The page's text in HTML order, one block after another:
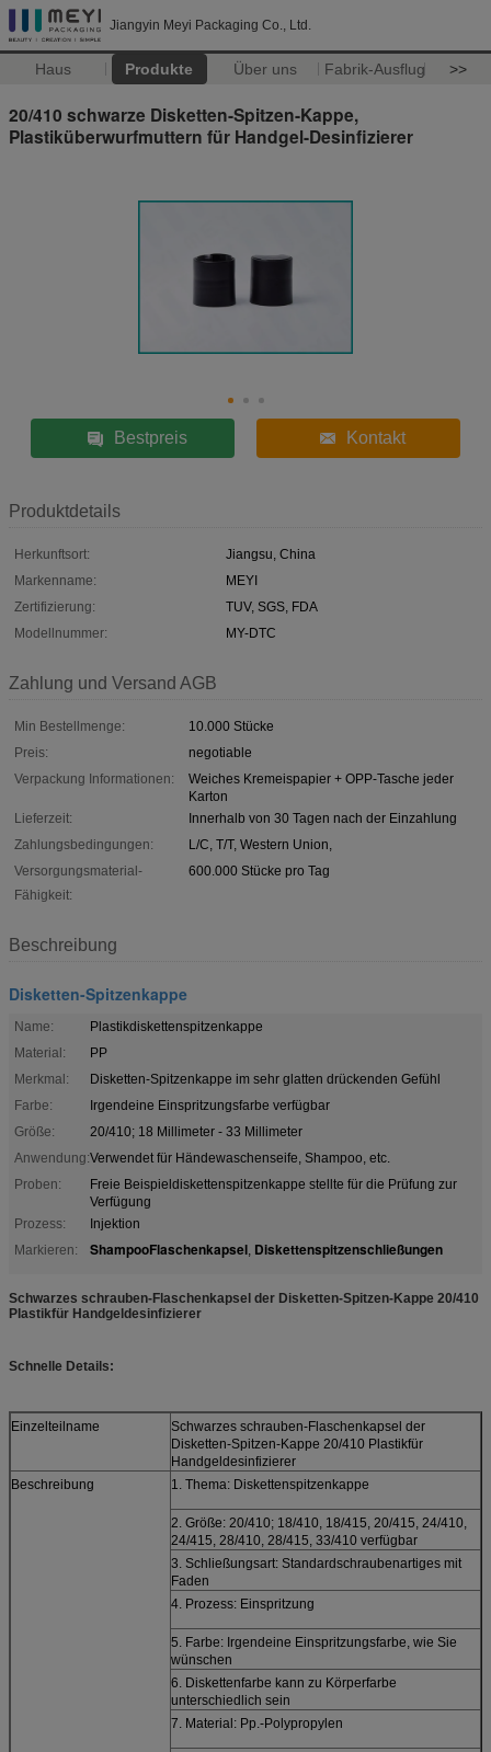
Jiangyin Meyi Packaging Co., Ltd.
Haus Produkte Über uns Fabrik-Ausflug >>
20/410 schwarze Disketten-Spitzen-Kappe,
Plastiküberwurfmuttern für Handgel-Desinfizierer
Bestpreis Kontakt
Produktdetails
Herkunftsort:
Jiangsu, China
Markenname:
MEYI
Zertifizierung:
TUV, SGS, FDA
Modellnummer:
MY-DTC
Zahlung und Versand AGB
Min Bestellmenge:
10.000 Stücke
Preis:
negotiable
Verpackung Informationen:
Weiches Kremeispapier + OPP-Tasche jeder
Karton
Lieferzeit:
Innerhalb von 30 Tagen nach der Einzahlung
Zahlungsbedingungen:
L/C, T/T, Western Union,
Versorgungsmaterial-
Fähigkeit:
600.000 Stücke pro Tag
Beschreibung
Disketten-Spitzenkappe
Name:
Plastikdiskettenspitzenkappe
Material:
PP
Merkmal:
Disketten-Spitzenkappe im sehr glatten drückenden Gefühl
Farbe:
Irgendeine Einspritzungsfarbe verfügbar
Größe:
20/410; 18 Millimeter - 33 Millimeter
Anwendung:Verwendet für Händewaschenseife, Shampoo, etc.
Proben:
Freie Beispieldiskettenspitzenkappe stellte für die Prüfung zur
Verfügung
Prozess:
Injektion
Markieren:
ShampooFlaschenkapsel, Diskettenspitzenschließungen
Schwarzes schrauben-Flaschenkapsel der Disketten-Spitzen-Kappe 20/410
Plastikfür Handgeldesinfizierer
Schnelle Details:
Einzelteilname
Schwarzes schrauben-Flaschenkapsel der
Disketten-Spitzen-Kappe 20/410 Plastikfür
Handgeldesinfizierer
Beschreibung
1. Thema: Diskettenspitzenkappe
2. Größe: 20/410; 18/410, 18/415, 20/415, 24/410,
24/415, 28/410, 28/415, 33/410 verfügbar
3. Schließungsart: Standardschraubenartiges mit
Faden
4. Prozess: Einspritzung
5. Farbe: Irgendeine Einspritzungsfarbe, wie Sie
wünschen
6. Diskettenfarbe kann zu Körperfarbe
unterschiedlich sein
7. Material: Pp.-Polypropylen